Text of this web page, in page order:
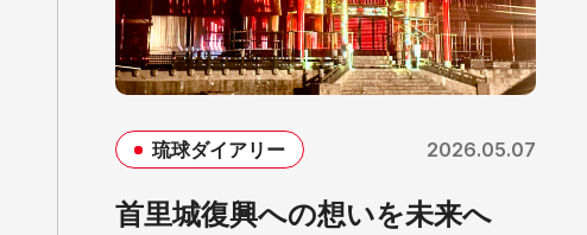
琉球ダイアリー 2026.05.07
首里城復興への想いを未来へ